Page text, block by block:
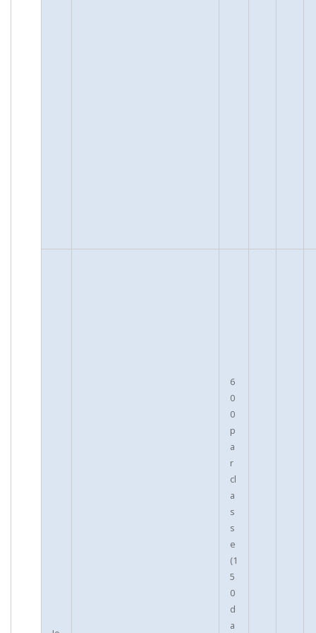
6
0
0
p
a
r
cl
a
s
s
e
(1
5
0
d
a